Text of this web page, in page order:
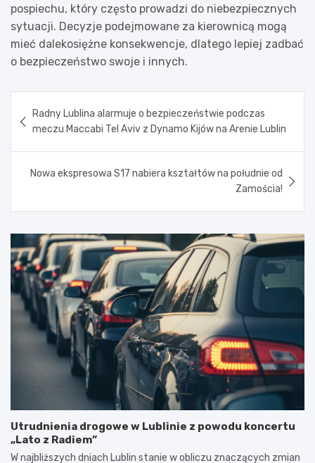
pospiechu, który często prowadzi do niebezpiecznych
sytuacji. Decyzje podejmowane za kierownicą mogą
mieć dalekosiężne konsekwencje, dlatego lepiej zadbać
o bezpieczeństwo swoje i innych.
wpisu
Radny Lublina alarmuje o bezpieczeństwie podczas
meczu Maccabi Tel Aviv z Dynamo Kijów na Arenie Lublin
Nowa ekspresowa S17 nabiera kształtów na południe od
Zamościa!
Utrudnienia drogowe w Lublinie z powodu koncertu
„Lato z Radiem”
W najbliższych dniach Lublin stanie w obliczu znaczących zmian